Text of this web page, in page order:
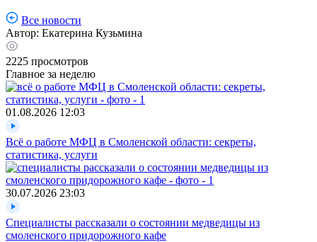
Все новости
Автор: Екатерина Кузьмина
2225 просмотров
Главное за неделю
01.08.2026 12:03
Всё о работе МФЦ в Смоленской области: секреты,
статистика, услуги
30.07.2026 23:03
Специалисты рассказали о состоянии медведицы из
смоленского придорожного кафе